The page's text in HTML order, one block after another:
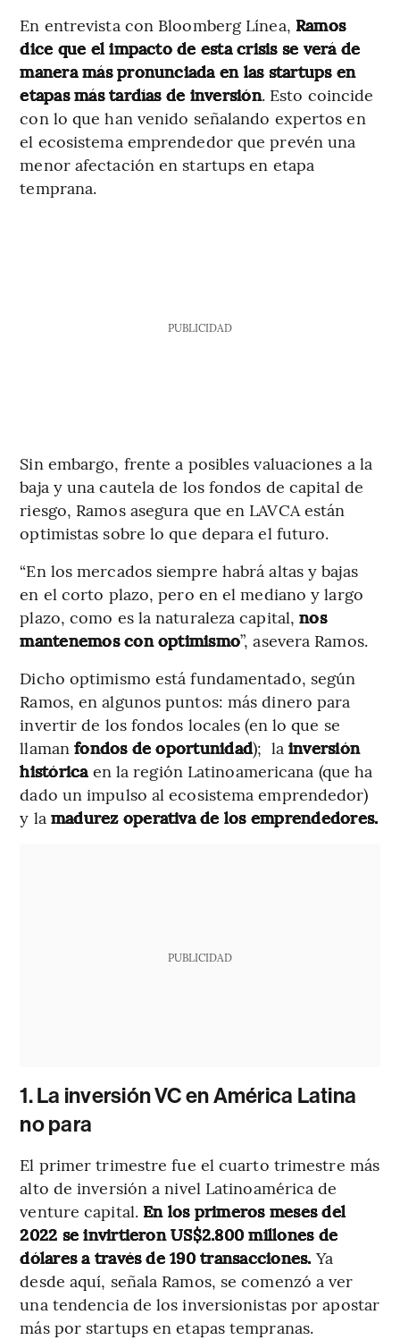
En entrevista con Bloomberg Línea, Ramos
dice que el impacto de esta crisis se verá de
manera más pronunciada en las startups en
etapas más tardías de inversión. Esto coincide
con lo que han venido señalando expertos en
el ecosistema emprendedor que prevén una
menor afectación en startups en etapa
temprana.
PUBLICIDAD
Sin embargo, frente a posibles valuaciones a la
baja y una cautela de los fondos de capital de
riesgo, Ramos asegura que en LAVCA están
optimistas sobre lo que depara el futuro.
“En los mercados siempre habrá altas y bajas
en el corto plazo, pero en el mediano y largo
plazo, como es la naturaleza capital,nos
mantenemos con optimismo”, asevera Ramos.
Dicho optimismo está fundamentado, según
Ramos, en algunos puntos: más dinero para
invertir de los fondos locales (en lo que se
llamanfondos de oportunidad); la inversión
históricaen la región Latinoamericana (que ha
dado un impulso al ecosistema emprendedor)
y la madurez operativa de los emprendedores.
PUBLICIDAD
1. La inversión VC en América Latina
no para
El primer trimestre fue el cuarto trimestre más
alto de inversión a nivel Latinoamérica de
venture capital. En los primeros meses del
2022 se invirtieron US$2.800 millones de
dólares a través de 190 transacciones. Ya
desde aquí, señala Ramos, se comenzó a ver
una tendencia de los inversionistas por apostar
más por startups en etapas tempranas.